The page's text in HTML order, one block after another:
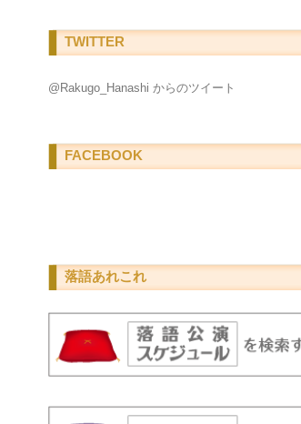
TWITTER
@Rakugo_Hanashi からのツイート
FACEBOOK
落語あれこれ